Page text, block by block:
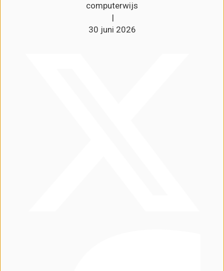
computerwijs
|
30 juni 2026